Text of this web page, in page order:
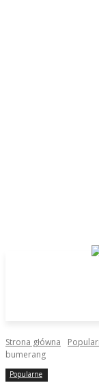
Strona główna
bumerang
Popularne